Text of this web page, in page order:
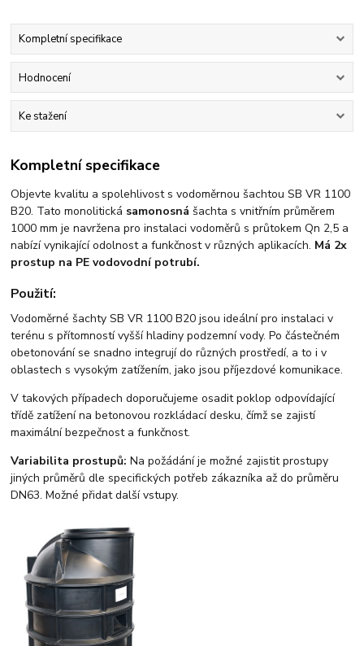
Kompletní specifikace
Hodnocení
Ke stažení
Kompletní specifikace
Objevte kvalitu a spolehlivost s vodoměrnou šachtou SB VR 1100
B20. Tato monolitická samonosná šachta s vnitřním průměrem
1000 mm je navržena pro instalaci vodoměrů s průtokem Qn 2,5 a
nabízí vynikající odolnost a funkčnost v různých aplikacích. Má 2x
prostup na PE vodovodní potrubí.
Použití:
Vodoměrné šachty SB VR 1100 B20 jsou ideální pro instalaci v
terénu s přítomností vyšší hladiny podzemní vody. Po částečném
obetonování se snadno integrují do různých prostředí, a to i v
oblastech s vysokým zatížením, jako jsou příjezdové komunikace.
V takových případech doporučujeme osadit poklop odpovídající
třídě zatížení na betonovou rozkládací desku, čímž se zajistí
maximální bezpečnost a funkčnost.
Variabilita prostupů: Na požádání je možné zajistit prostupy
jiných průměrů dle specifických potřeb zákazníka až do průměru
DN63. Možné přidat další vstupy.